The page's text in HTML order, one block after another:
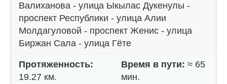
Валиханова - улица Ыкылас Дукенулы -
проспект Республики - улица Алии
Молдагуловой - проспект Женис - улица
Биржан Сала - улица Гёте
Протяженность:
19.27 км.
Время в пути: ≈ 65
мин.